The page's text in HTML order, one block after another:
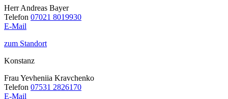
Herr Andreas Bayer
Telefon 07021 8019930
E-Mail
zum Standort
Konstanz
Frau Yevheniia Kravchenko
Telefon 07531 2826170
E-Mail